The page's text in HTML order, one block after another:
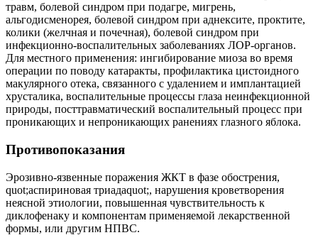
травм, болевой синдром при подагре, мигрень,
альгодисменорея, болевой синдром при аднексите, проктите,
колики (желчная и почечная), болевой синдром при
инфекционно-воспалительных заболеваниях ЛОР-органов.
Для местного применения: ингибирование миоза во время
операции по поводу катаракты, профилактика цистоидного
макулярного отека, связанного с удалением и имплантацией
хрусталика, воспалительные процессы глаза неинфекционной
природы, посттравматический воспалительный процесс при
проникающих и непроникающих ранениях глазного яблока.
Противопоказания
Эрозивно-язвенные поражения ЖКТ в фазе обострения,
quot;аспириновая триадаquot;, нарушения кроветворения
неясной этиологии, повышенная чувствительность к
диклофенаку и компонентам применяемой лекарственной
формы, или другим НПВС.